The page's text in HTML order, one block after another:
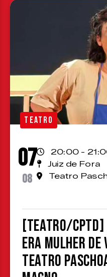
TEATRO
07
08
20:00 -
Juiz de Fora
Teatro
[TEATRO/
era mulher de
Teatro